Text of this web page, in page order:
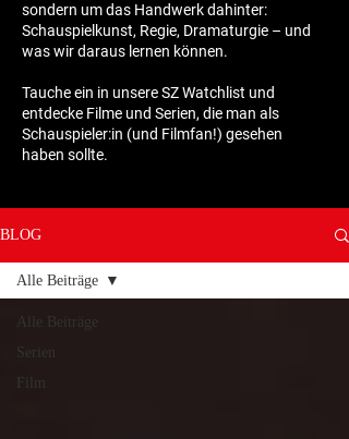
sondern um das Handwerk dahinter:
Schauspielkunst, Regie, Dramaturgie – und
was wir daraus lernen können.
Tauche ein in unsere SZ Watchlist und
entdecke Filme und Serien, die man als
Schauspieler:in (und Filmfan!) gesehen
haben sollte.
BLOG
Alle Beiträge
Serien
Film
Alle Beiträge